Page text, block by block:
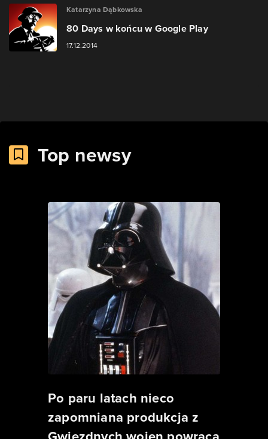
Katarzyna Dąbkowska
80 Days w końcu w Google Play
17.12.2014
Top newsy
Po paru latach nieco
zapomniana produkcja z